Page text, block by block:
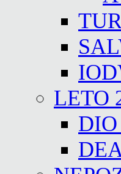
LETO
DIO